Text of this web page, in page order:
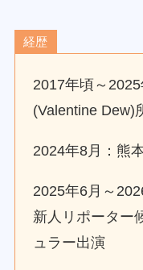
経歴
2017年頃～
(Valentine Dew)
2024年8月：熊
2025年6月～
新人リポーター
ュラー出演